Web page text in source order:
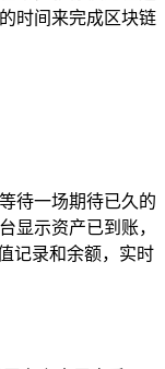
时间来完成区块链
待一场期待已久的
显示资产已到账，
记录和余额，实时